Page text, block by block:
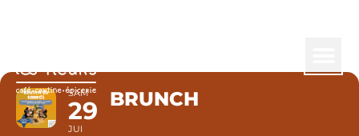
SAM
29
JUI
BRUNCH